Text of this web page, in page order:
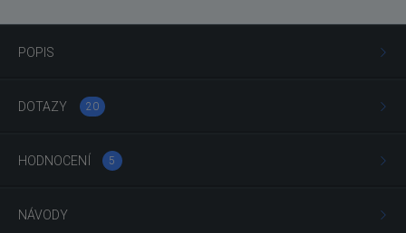
POPIS
DOTAZY 20
HODNOCENÍ 5
NÁVODY